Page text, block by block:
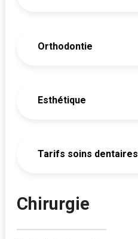
Orthodontie
Esthétique
Tarifs soins dentaires
Chirurgie